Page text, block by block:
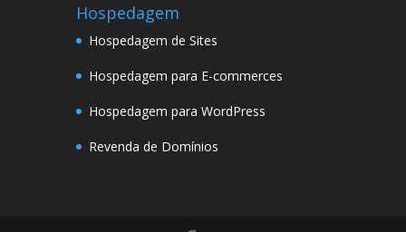
Hospedagem
Hospedagem de Sites
Hospedagem para E-commerces
Hospedagem para WordPress
Revenda de Domínios